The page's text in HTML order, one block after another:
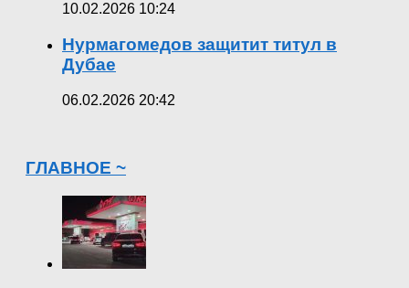
10.02.2026 10:24
Нурмагомедов защитит титул в
Дубае
06.02.2026 20:42
ГЛАВНОЕ ~